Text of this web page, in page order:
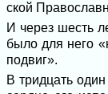
ской
И через шесть
было для него
подвиг».
В тридцать